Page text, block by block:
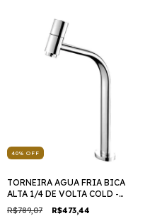
40% OFF
TORNEIRA AGUA FRIA BICA
ALTA 1/4 DE VOLTA COLD -
CROMADO- LX3402
R$789,07 R$473,44